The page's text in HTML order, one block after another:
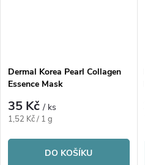
Dermal Korea Pearl Collagen
Essence Mask
35 Kč/ ks
Měrná
1,52 Kč / 1 g
DO KOŠÍKU